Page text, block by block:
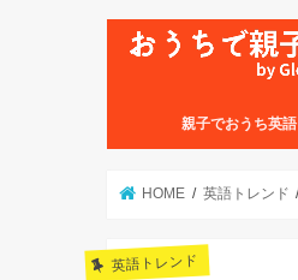
親子でおうち英語
HOME 英語トレンド
英語トレンド